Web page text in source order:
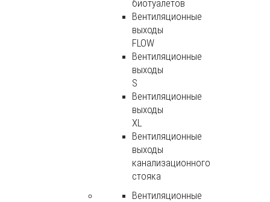
биотуалетов
Вентиляционные
выходы
FLOW
Вентиляционные
выходы
S
Вентиляционные
выходы
XL
Вентиляционные
выходы
канализационного
стояка
Вентиляционные